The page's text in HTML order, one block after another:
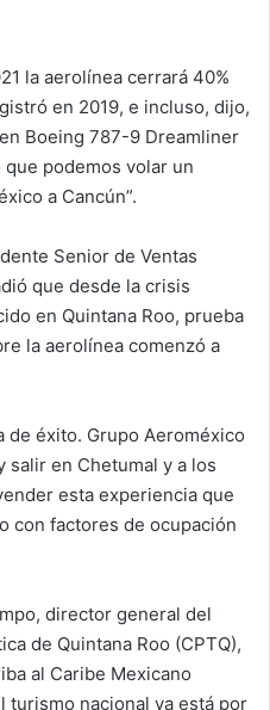
la aerolínea cerrará 40%
en 2019, e incluso, dijo,
Boeing 787-9 Dreamliner
podemos volar un
a Cancún”.
Senior de Ventas
que desde la crisis
en Quintana Roo, prueba
la aerolínea comenzó a
de éxito. Grupo Aeroméxico
salir en Chetumal y a los
esta experiencia que
con factores de ocupación
director general del
de Quintana Roo (CPTQ),
al Caribe Mexicano
turismo nacional ya está por